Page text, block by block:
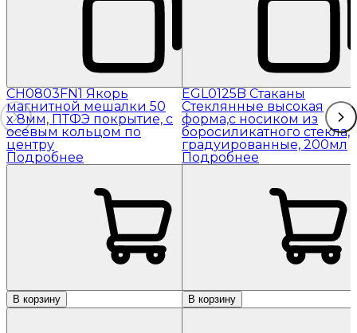
CH0803FN1 Якорь
магнитной мешалки 50
x 8мм, ПТФЭ покрытие, с
осевым кольцом по
центру
Подробнее
В корзину
EGL0125B Стаканы
Стеклянные высокая
форма,с носиком из
боросиликатного стекла,
градуированные, 200мл
Подробнее
В корзину